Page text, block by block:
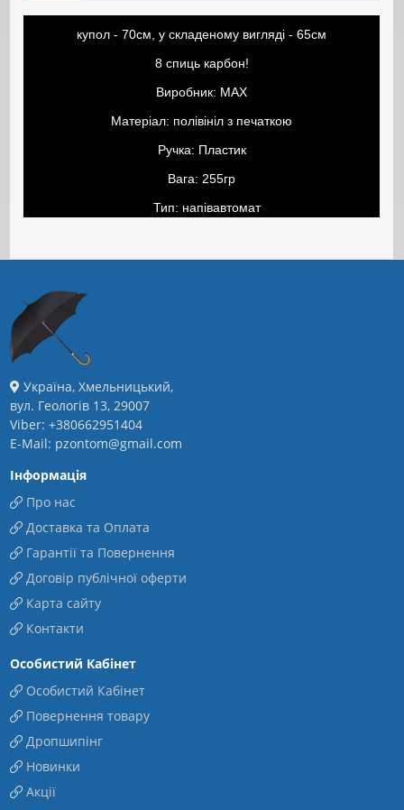
купол - 70см, у складеному вигляді - 65см
8 спиць карбон!
Виробник: MAX
Матеріал: полівініл з печаткою
Ручка: Пластик
Вага: 255гр
Тип: напівавтомат
Україна, Хмельницький,
вул. Геологів 13, 29007
Viber: +380662951404
E-Mail: pzontom@gmail.com
Інформація
Про нас
Доставка та Оплата
Гарантії та Повернення
Договір публічної оферти
Карта сайту
Контакти
Особистий Кабінет
Особистий Кабінет
Повернення товару
Дропшипінг
Новинки
Акції